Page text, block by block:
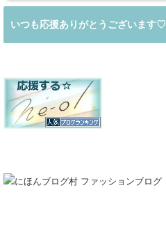
いつも応援ありがとうございます♡